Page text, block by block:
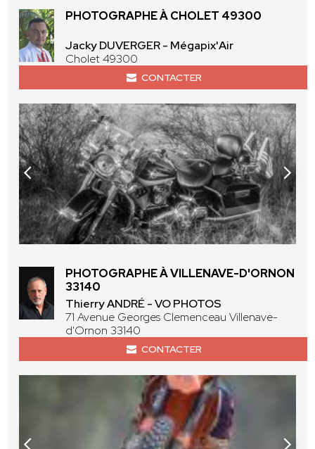
PHOTOGRAPHE À CHOLET 49300
Jacky DUVERGER - Mégapix'Air
Cholet 49300
CONTACTER
PHOTOGRAPHE À VILLENAVE-D'ORNON
33140
Thierry ANDRÉ - VO PHOTOS
71 Avenue Georges Clemenceau Villenave-
d'Ornon 33140
CONTACTER